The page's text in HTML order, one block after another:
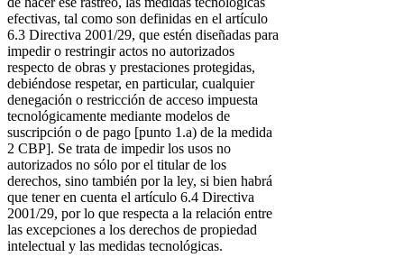
efectivas, tal como son definidas en el artículo
6.3 Directiva 2001/29, que estén diseñadas para
impedir o restringir actos no autorizados
respecto de obras y prestaciones protegidas,
debiéndose respetar, en particular, cualquier
denegación o restricción de acceso impuesta
tecnológicamente mediante modelos de
suscripción o de pago [punto 1.a) de la medida
2 CBP]. Se trata de impedir los usos no
autorizados no sólo por el titular de los
derechos, sino también por la ley, si bien habrá
que tener en cuenta el artículo 6.4 Directiva
2001/29, por lo que respecta a la relación entre
las excepciones a los derechos de propiedad
intelectual y las medidas tecnológicas.